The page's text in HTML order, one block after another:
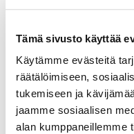
Tämä sivusto käyttää
Käytämme evästeitä
räätälöimiseen,
tukemiseen ja
jaamme sosiaalisen
alan kumppaneillemme